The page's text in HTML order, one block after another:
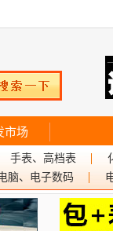
市场
手表、高档表
脑、电子数码